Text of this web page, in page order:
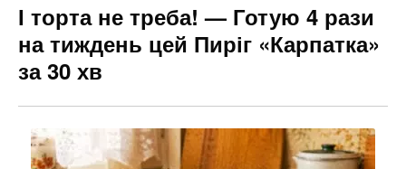
І торта не треба! — Готую 4 рази
на тиждень цей Пиріг «Карпатка»
за 30 хв